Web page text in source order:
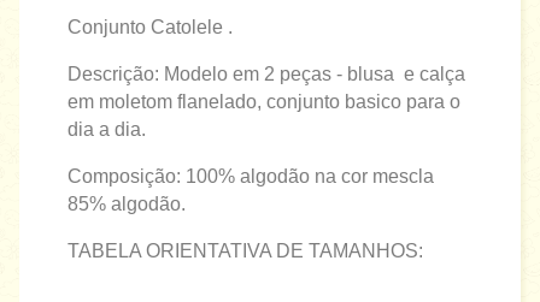
Conjunto Catolele .
Descrição: Modelo em 2 peças - blusa e calça
em moletom flanelado, conjunto basico para o
dia a dia.
Composição: 100% algodão na cor mescla
85% algodão.
TABELA ORIENTATIVA DE TAMANHOS: